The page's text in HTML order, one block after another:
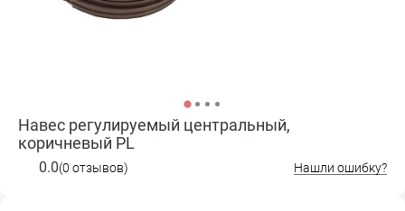
Навес регулируемый центральный,
коричневый PL
0.0(0 отзывов) Нашли ошибку?